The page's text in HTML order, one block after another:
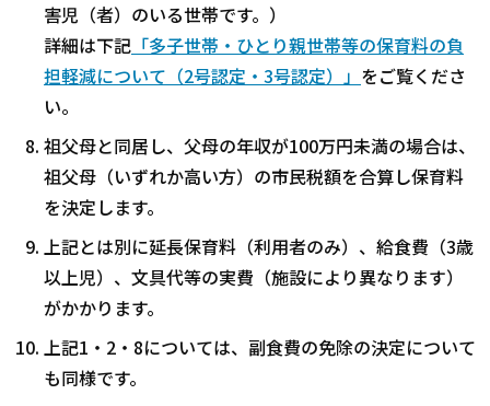
害児（者）のいる世帯です。）
詳細は下記 「多子世帯・ひとり親世帯等の保育料の負
担軽減について（2号認定・3号認定）」 をご覧くださ
い。
祖父母と同居し、父母の年収が100万円未満の場合は、
祖父母（いずれか高い方）の市民税額を合算し保育料
を決定します。
上記とは別に延長保育料（利用者のみ）、給食費（3歳
以上児）、文具代等の実費（施設により異なります）
がかかります。
上記1・2・8については、副食費の免除の決定について
も同様です。